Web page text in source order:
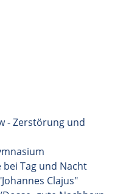
- Zerstörung und
bei Tag und Nacht
Clajus"